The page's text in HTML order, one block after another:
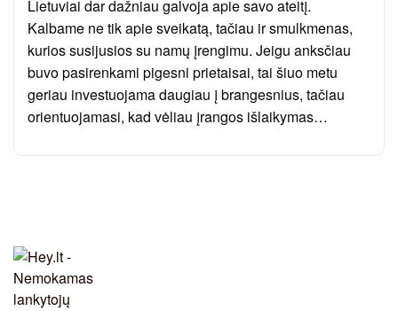
Lietuviai dar dažniau galvoja apie savo ateitį.
Kalbame ne tik apie sveikatą, tačiau ir smulkmenas,
kurios susijusios su namų įrengimu. Jeigu anksčiau
buvo pasirenkami pigesni prietaisai, tai šiuo metu
geriau investuojama daugiau į brangesnius, tačiau
orientuojamasi, kad vėliau įrangos išlaikymas…